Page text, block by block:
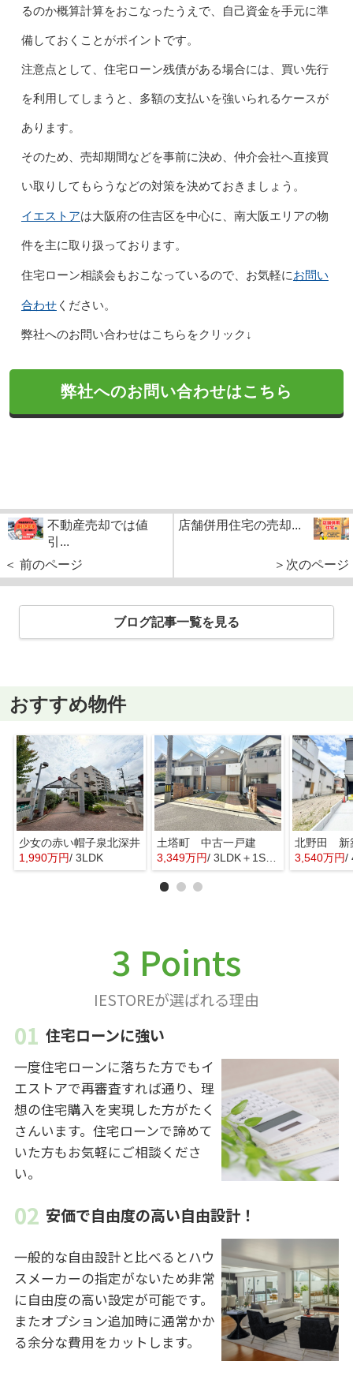
るのか概算計算をおこなったうえで、自己資金を手元に準
備しておくことがポイントです。
注意点として、住宅ローン残債がある場合には、買い先行
を利用してしまうと、多額の支払いを強いられるケースが
あります。
そのため、売却期間などを事前に決め、仲介会社へ直接買
い取りしてもらうなどの対策を決めておきましょう。
イエストアは大阪府の住吉区を中心に、南大阪エリアの物
件を主に取り扱っております。
住宅ローン相談会もおこなっているので、お気軽にお問い
合わせください。
弊社へのお問い合わせはこちらをクリック↓
弊社へのお問い合わせはこちら
不動産売却では値
引...
＜ 前のページ
店舗併用住宅の売却...
＞次のページ
ブログ記事一覧を見る
おすすめ物件
少女の赤い帽子泉北深井
1,990万円/ 3LDK
土塔町 中古一戸建
3,349万円/ 3LDK＋1S(納戸)
北野田 新
3,540万円/
3 Points
IESTOREが選ばれる理由
住宅ローンに強い
一度住宅ローンに落ちた方でもイ
エストアで再審査すれば通り、理
想の住宅購入を実現した方がたく
さんいます。住宅ローンで諦めて
いた方もお気軽にご相談くださ
い。
安価で自由度の高い自由設計！
一般的な自由設計と比べるとハウ
スメーカーの指定がないため非常
に自由度の高い設定が可能です。
またオプション追加時に通常かか
る余分な費用をカットします。